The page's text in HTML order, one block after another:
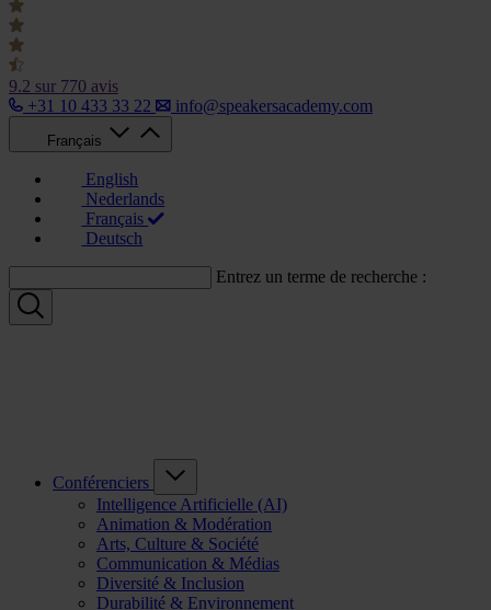
9.2 sur 770 avis
+31 10 433 33 22
info@speakersacademy.com
Français
English
Nederlands
Français
Deutsch
Entrez un terme de recherche :
Conférenciers
Intelligence Artificielle (AI)
Animation & Modération
Arts, Culture & Société
Communication & Médias
Diversité & Inclusion
Durabilité & Environnement